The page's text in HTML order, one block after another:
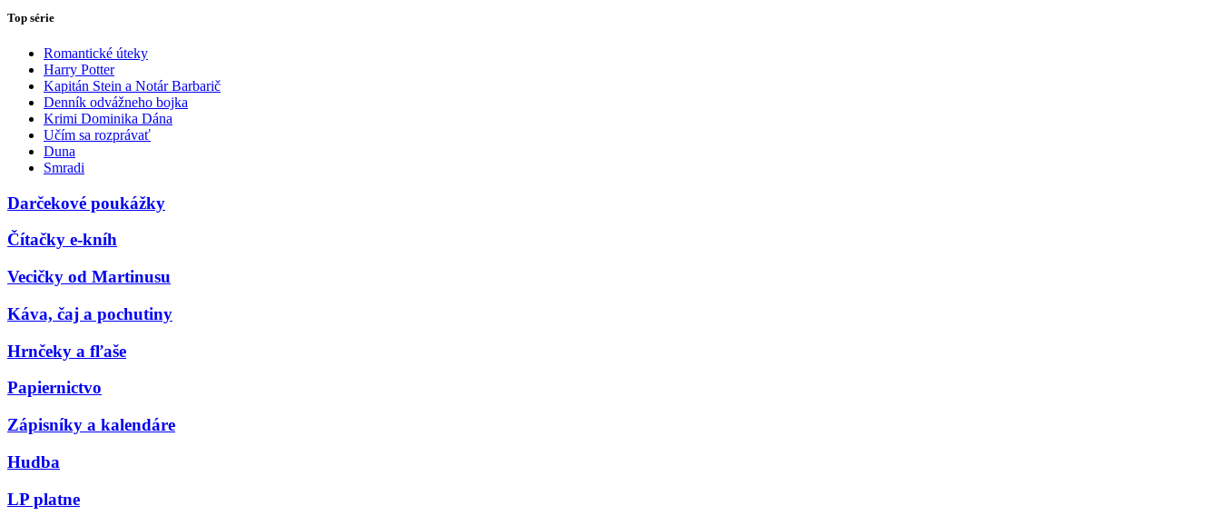
Top série
Romantické úteky
Harry Potter
Kapitán Stein a Notár Barbarič
Denník odvážneho bojka
Krimi Dominika Dána
Učím sa rozprávať
Duna
Smradi
Darčekové poukážky
Čítačky e-kníh
Vecičky od Martinusu
Káva, čaj a pochutiny
Hrnčeky a fľaše
Papiernictvo
Zápisníky a kalendáre
Hudba
LP platne